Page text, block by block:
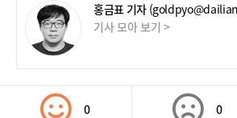
홍금표 기자
기사 모아 보기 >
0 0